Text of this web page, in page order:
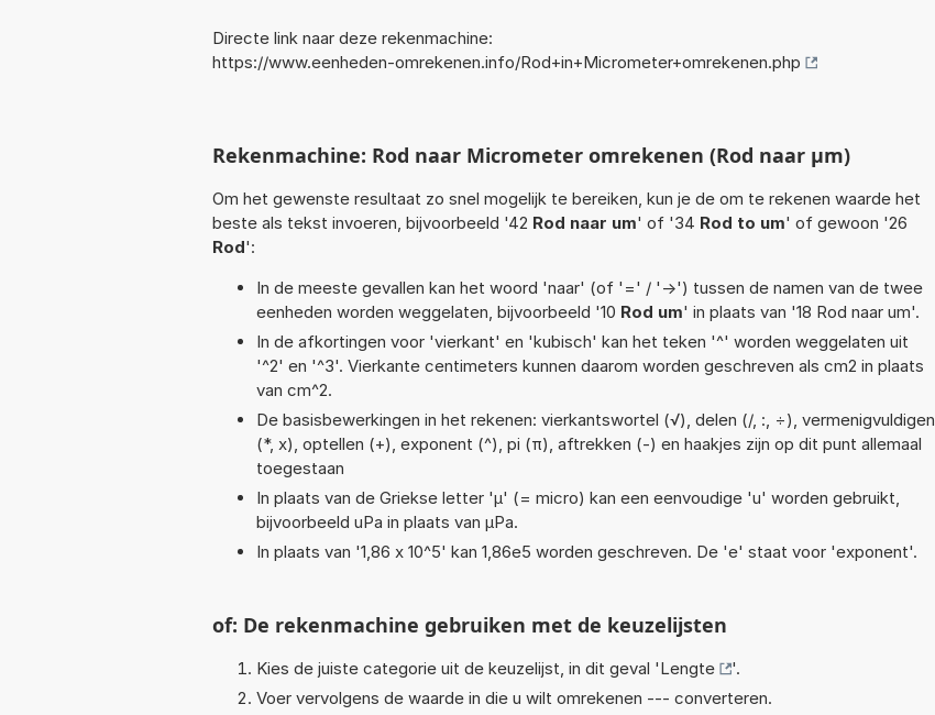
Directe link naar deze rekenmachine:
https://www.eenheden-omrekenen.info/Rod+in+Micrometer+omrekenen.php
Rekenmachine: Rod naar Micrometer omrekenen (Rod naar µm)
Om het gewenste resultaat zo snel mogelijk te bereiken, kun je de om te rekenen waarde het
beste als tekst invoeren, bijvoorbeeld '42 Rod naar um' of '34 Rod to um' of gewoon '26
Rod':
In de meeste gevallen kan het woord 'naar' (of '=' / '->') tussen de namen van de twee
eenheden worden weggelaten, bijvoorbeeld '10 Rod um' in plaats van '18 Rod naar um'.
In de afkortingen voor 'vierkant' en 'kubisch' kan het teken '^' worden weggelaten uit
'^2' en '^3'. Vierkante centimeters kunnen daarom worden geschreven als cm2 in plaats
van cm^2.
De basisbewerkingen in het rekenen: vierkantswortel (√), delen (/, :, ÷), vermenigvuldigen
(*, x), optellen (+), exponent (^), pi (π), aftrekken (-) en haakjes zijn op dit punt allemaal
toegestaan
In plaats van de Griekse letter 'µ' (= micro) kan een eenvoudige 'u' worden gebruikt,
bijvoorbeeld uPa in plaats van µPa.
In plaats van '1,86 x 10^5' kan 1,86e5 worden geschreven. De 'e' staat voor 'exponent'.
of: De rekenmachine gebruiken met de keuzelijsten
Kies de juiste categorie uit de keuzelijst, in dit geval 'Lengte
'.
Voer vervolgens de waarde in die u wilt omrekenen --- converteren.